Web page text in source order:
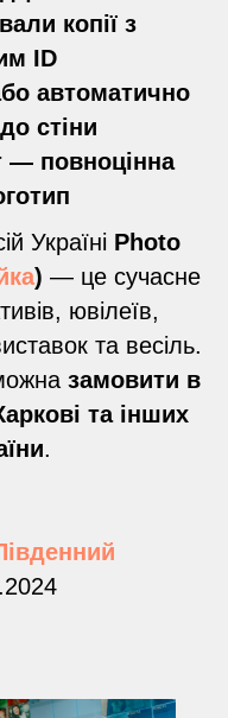
копії з
ID
автоматично
стіни
— повноцінна
Україні Photo
) — це сучасне
ювілеїв,
та весіль.
замовити в
та інших
.